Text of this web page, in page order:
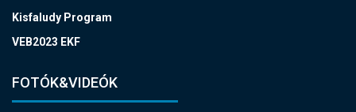
Kisfaludy Program
VEB2023 EKF
FOTÓK&VIDEÓK